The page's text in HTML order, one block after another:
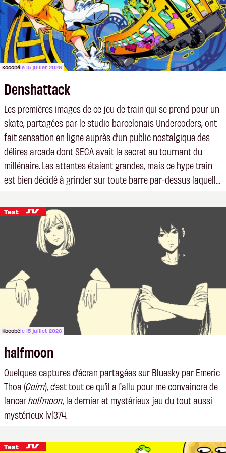
Kocobéle 15 juillet 2026
Denshattack
Les premières images de ce jeu de train qui se prend pour un
skate, partagées par le studio barcelonais Undercoders, ont
fait sensation en ligne auprès d’un public nostalgique des
délires arcade dont SEGA avait le secret au tournant du
millénaire. Les attentes étaient grandes, mais ce hype train
est bien décidé à grinder sur toute barre par-dessus laquelle
Test
Kocobéle 15 juillet 2026
halfmoon
Quelques captures d’écran partagées sur Bluesky par Emeric
Thoa (Cairn), c’est tout ce qu’il a fallu pour me convaincre de
lancerhalfmoon, le dernier et mystérieux jeu du tout aussi
mystérieux lvl374.
Test